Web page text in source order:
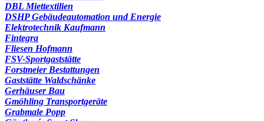
DBL Miettextilien
DSHP Gebäudeautomation und Energie
Elektrotechnik Kaufmann
Fintegra
Fliesen Hofmann
FSV-Sportgaststätte
Forstmeier Bestattungen
Gaststätte Waldschänke
Gerhäuser Bau
Gmöhling Transportgeräte
Grabmale Popp